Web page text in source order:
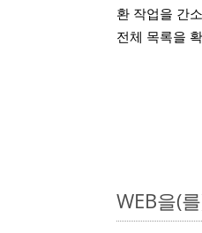
환 작업을 간
전체 목록을
WEB을(